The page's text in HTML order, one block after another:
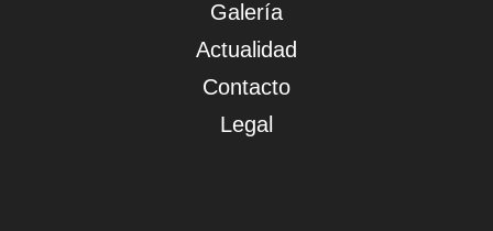
Galería
Actualidad
Contacto
Legal